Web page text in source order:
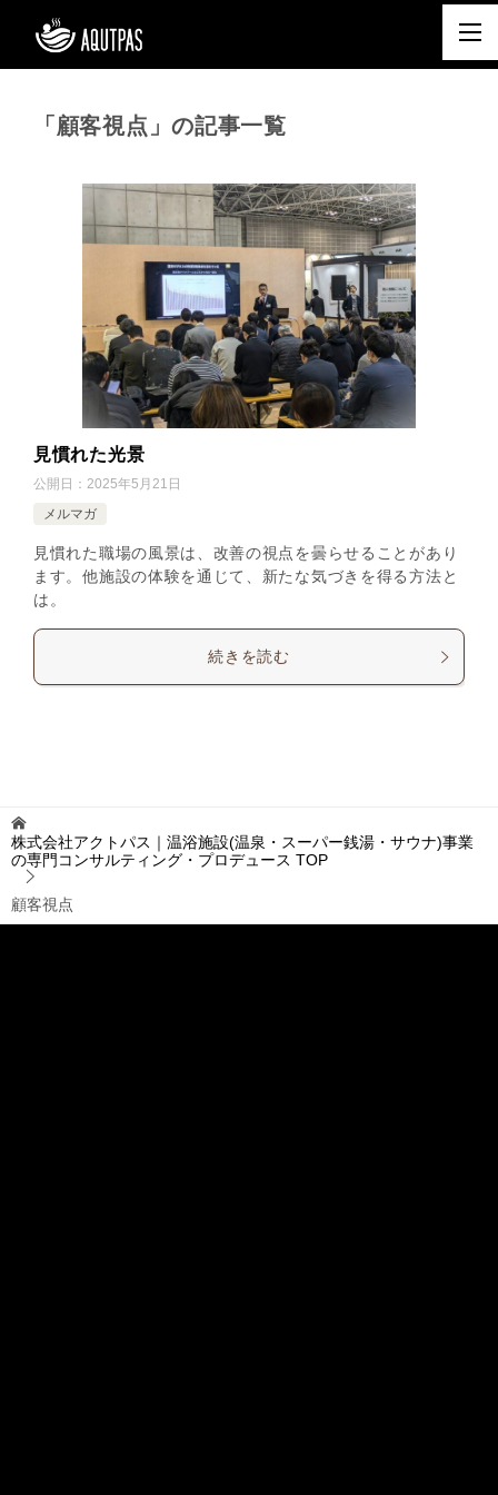
「顧客視点」の記事一覧
見慣れた光景
公開日： 2025年5月21日
メルマガ
見慣れた職場の風景は、改善の視点を曇らせることがあり
ます。他施設の体験を通じて、新たな気づきを得る方法と
は。
続きを読む
株式会社アクトパス｜温浴施設(温泉・スーパー銭湯・サウナ)事業
の専門コンサルティング・プロデュース TOP
顧客視点